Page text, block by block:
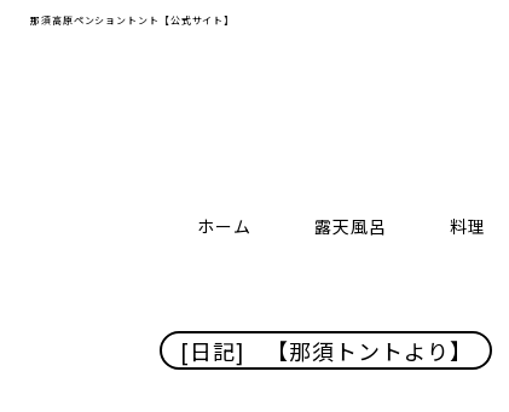
那須高原ペンショントント【公式サイト】
ホーム 露天風呂 料理
[日記] 【那須トントより】